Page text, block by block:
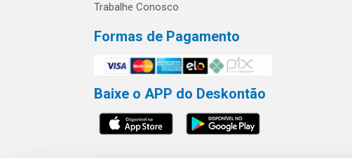
Trabalhe Conosco
Formas de Pagamento
Baixe o APP do Deskontão